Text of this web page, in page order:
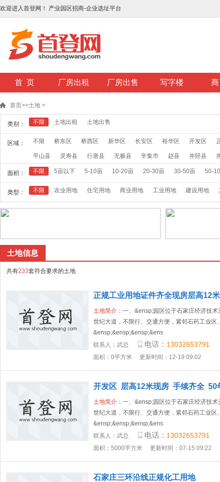
欢迎进入首登网！ 产业园区招商-企业选址平台
首 页 厂房出租 厂房出售 写字楼
首页>>土地 >
类别： 不限 土地出租 土地出售
区域： 不限 桥东区 桥西区 新华区 长安区 裕华区 开发区
平山县 灵寿县 行唐县 无极县 辛集市 赵县 井陉县
面积： 不限 5亩以下 5-10亩 10-20亩 20-30亩 30-50亩 50-
类型： 不限 农业用地 住宅用地 商业用地 工业用地 建设用地
土地信息
共有233套符合要求的土地
正规工业用地证件齐全现房层高12
土地简介： 一、&ensp;园区位于石家庄经济技
世纪大道，不限行、交通方便，紧邻石药工业区
&ensp;&ensp;&ensp;&ens
联系人： 武总 电话： 13032653791
面积：0平方米 更新时间：12-19 09:02
开发区 层高12米现房 手续齐全
土地简介： 一、&ensp;园区位于石家庄经济技
世纪大道，不限行、交通方便，紧邻石药工业区
&ensp;&ensp;&ensp;&ens
联系人： 武总 电话： 13032653791
面积：5000平方米 更新时间：07-15 09:22
石家庄三环沿线正规化工用地